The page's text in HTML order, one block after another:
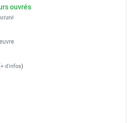
ouvrés
+ d'infos)